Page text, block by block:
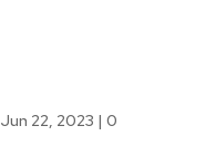
Jun 22, 2023 | 0